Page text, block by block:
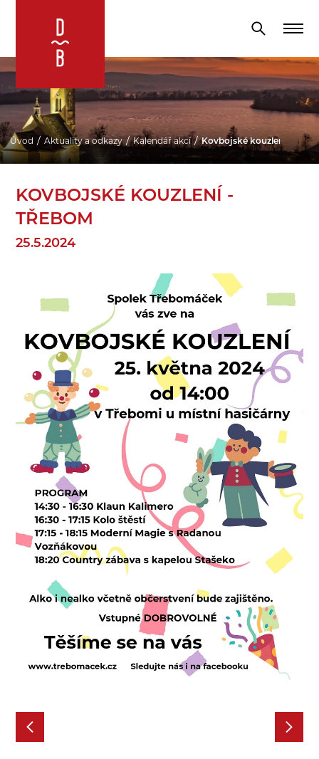
Úvod Aktuality a odkazy Kalendář akcí Kovbojské kouzlení -
KOVBOJSKÉ KOUZLENÍ -
TŘEBOM
25.5.2024